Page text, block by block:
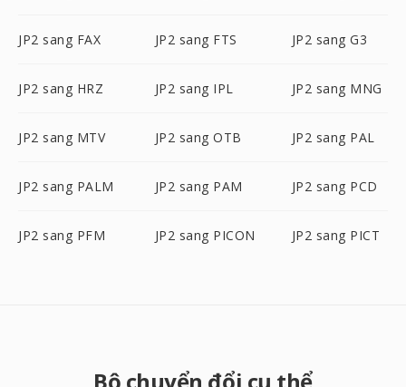
JP2 sang FAX JP2 sang FTS JP2 sang G3
JP2 sang HRZ JP2 sang IPL JP2 sang MNG
JP2 sang MTV JP2 sang OTB JP2 sang PAL
JP2 sang PALM JP2 sang PAM JP2 sang PCD
JP2 sang PFM JP2 sang PICON JP2 sang PICT